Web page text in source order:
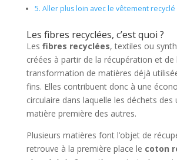
5. Aller plus loin avec le vêtement recyclé
Les fibres recyclées, c’est quoi ?
Les fibres recyclées, textiles ou
créées à partir de la récupération et de
transformation de matières déjà
fins. Elles contribuent donc à une
circulaire dans laquelle les déchets des
matière première des autres.
Plusieurs matières font l’objet de
retrouve à la première place le coton